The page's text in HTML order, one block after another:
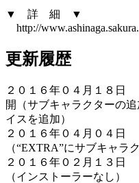
▼ 詳 細 ▼
http://
更新履歴
２０１６年０４月１８
開（サブキャラクターの
イスを追加）
２０１６年０４月０４日
（“EXTRA”にサブキャラ
２０１６年０２月１３日
（インストーラーなし）